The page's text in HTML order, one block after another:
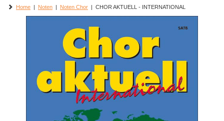
Home | Noten | Noten Chor | CHOR AKTUELL - INTERNATIONAL